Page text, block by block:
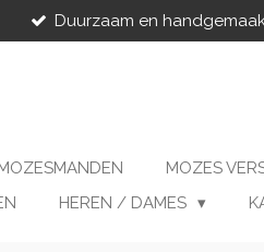
Duurzaam en
MOZES
HEREN / DAMES